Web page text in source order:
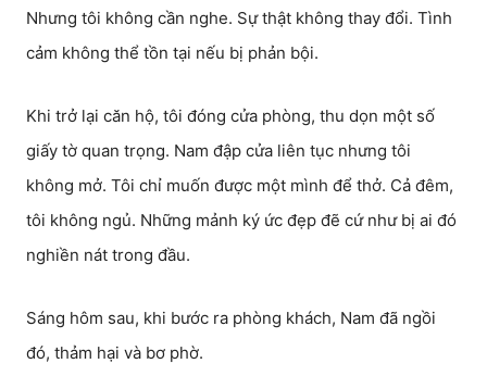
Nhưng tôi không cần nghe. Sự thật không thay đổi. Tình
cảm không thể tồn tại nếu bị phản bội.
Khi trở lại căn hộ, tôi đóng cửa phòng, thu dọn một số
giấy tờ quan trọng. Nam đập cửa liên tục nhưng tôi
không mở. Tôi chỉ muốn được một mình để thở. Cả đêm,
tôi không ngủ. Những mảnh ký ức đẹp đẽ cứ như bị ai đó
nghiền nát trong đầu.
Sáng hôm sau, khi bước ra phòng khách, Nam đã ngồi
đó, thảm hại và bơ phờ.